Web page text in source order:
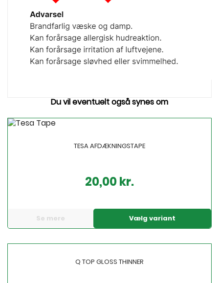
Du vil eventuelt også synes om
TESA AFDÆKNINGSTAPE
20,00 kr.
Se mere Vælg variant
Q TOP GLOSS THINNER